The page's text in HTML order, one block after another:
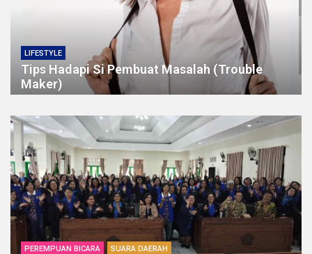
LIFESTYLE
Tips Hadapi Si Pembuat Masalah (Trouble
Maker)
PEREMPUAN BICARA SUARA DAERAH